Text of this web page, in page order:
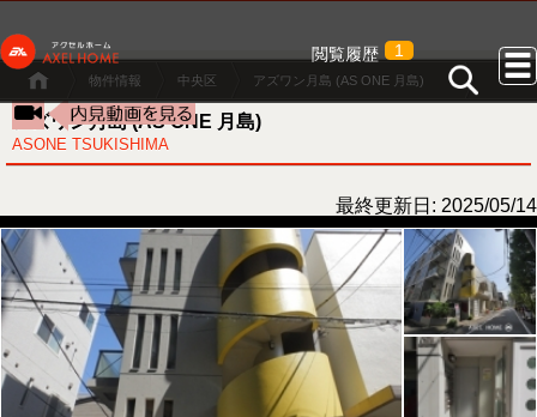
閲覧履歴 1
物件情報 中央区 アズワン月島 (AS ONE 月島)
アズワン月島 (AS ONE 月島)
ASONE TSUKISHIMA
最終更新日: 2025/05/14